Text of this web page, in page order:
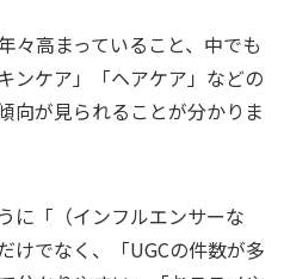
々高まっていること、中でも
ンケア」「ヘアケア」などの
向が見られることが分かりま
に「（インフルエンサーな
けでなく、「UGCの件数が多